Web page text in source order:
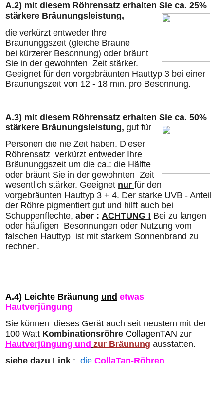
A.2) mit diesem Röhrensatz erhalten Sie ca. 25%
stärkere Bräunungsleistung,
die verkürzt entweder Ihre
Bräununggszeit (gleiche Bräune
bei kürzerer Besonnung) oder bräunt
Sie in der gewohnten Zeit stärker.
Geeignet für den vorgebräunten Hauttyp 3 bei einer
Bräunungszeit von 12 - 18 min. pro Besonnung.
A.3) mit diesem Röhrensatz erhalten Sie ca. 50%
stärkere Bräunungsleistung, gut für
Personen die nie Zeit haben. Dieser
Röhrensatz verkürzt entweder Ihre
Bräununggszeit um die ca.: die Hälfte
oder bräunt Sie in der gewohnten Zeit
wesentlich stärker. Geeignet nur für den
vorgebräunten Hauttyp 3 + 4. Der starke UVB - Anteil
der Röhre pigmentiert gut und hilft auch bei
Schuppenflechte, aber : ACHTUNG ! Bei zu langen
oder häufigen Besonnungen oder Nutzung vom
falschen Hauttyp ist mit starkem Sonnenbrand zu
rechnen.
A.4) Leichte Bräunung und etwas
Hautverjüngung
Sie können dieses Gerät auch seit neustem mit der
100 Watt Kombinationsröhre CollagenTAN zur
Hautverjüngung und zur Bräunung ausstatten.
siehe dazu Link : die CollaTan-Röhren